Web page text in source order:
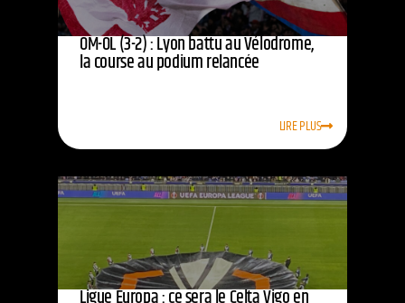
OM-OL (3-2) : Lyon battu au Vélodrome,
la course au podium relancée
LIRE PLUS